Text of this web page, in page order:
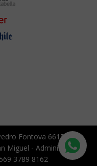
Fontova 6615,
Miguel - Administración:
3789 8162